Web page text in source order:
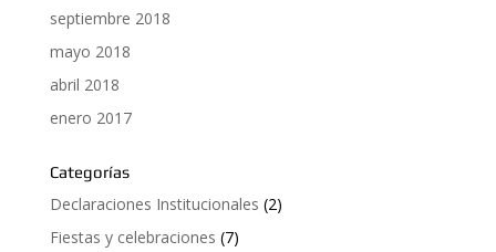
septiembre 2018
mayo 2018
abril 2018
enero 2017
Categorías
Declaraciones Institucionales (2)
Fiestas y celebraciones (7)